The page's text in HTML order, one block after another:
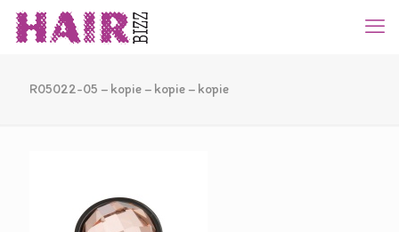
R05022-05 – kopie – kopie – kopie